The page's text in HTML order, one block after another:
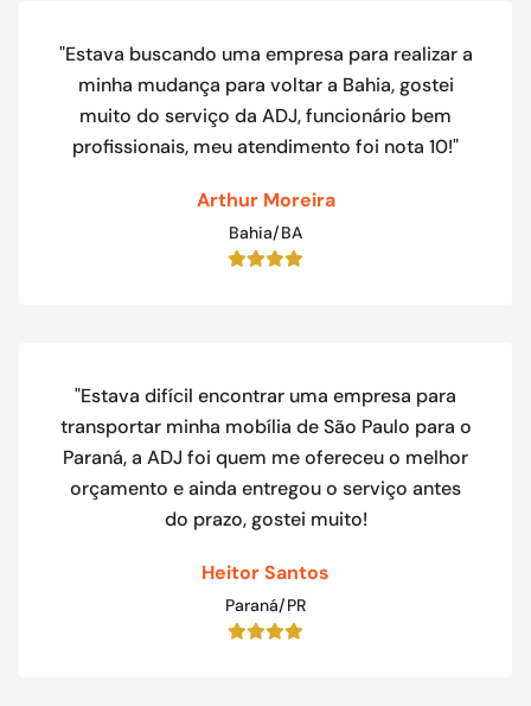
"Estava buscando uma empresa para realizar a
minha mudança para voltar a Bahia, gostei
muito do serviço da ADJ, funcionário bem
profissionais, meu atendimento foi nota 10!"
Arthur Moreira
Bahia/BA
"Estava difícil encontrar uma empresa para
transportar minha mobília de São Paulo para o
Paraná, a ADJ foi quem me ofereceu o melhor
orçamento e ainda entregou o serviço antes
do prazo, gostei muito!
Heitor Santos
Paraná/PR